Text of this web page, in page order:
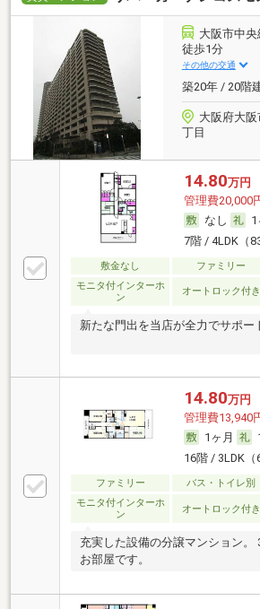
大阪市中
徒歩1分
その他の交通
築20年 / 20階
大阪府大阪
丁目
14.80万円
管理費20,000
なし
1
7階 / 4LDK（
敷金なし ファミリー
モニタ付インターホ
ン
オートロック付き
新たな門出を当店が全力でサポー
14.80万円
管理費13,940
1ヶ月
16階 / 3LDK（
ファミリー バス・トイレ別
モニタ付インターホ
ン
オートロック付き
充実した設備の分譲マンション。
お部屋です。